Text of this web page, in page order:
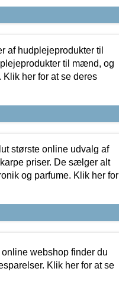
af hudplejeprodukter til
til mænd, og
her for at se deres
største online udvalg af
priser. De sælger alt
og parfume. Klik her for
webshop finder du
Klik her for at se